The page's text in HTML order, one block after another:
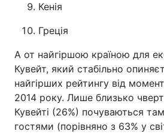
Кенія
Греція
А от найгіршою країною для
Кувейт, який стабільно
найгірших рейтингу від
2014 року. Лише близько
Кувейті (26%) почуваються
гостями (порівняно з 63% у